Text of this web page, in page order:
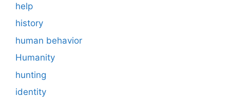
help
history
human behavior
Humanity
hunting
identity